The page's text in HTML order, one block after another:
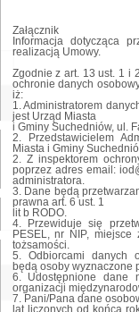
Załącznik
Informacja dotycząca
realizacją Umowy.
Zgodnie z art. 13 ust. 1 i
ochronie danych
iż:
1. Administratorem
jest Urząd Miasta
i Gminy Suchedniów, ul.
2. Przedstawicielem
Miasta i Gminy
2. Z inspektorem
poprzez adres email:
administratora.
3. Dane będą
prawna art. 6 ust. 1
lit b RODO.
4. Przewiduje się
PESEL, nr NIP, miejsce
tożsamości.
5. Odbiorcami danych
będą osoby wyznaczone
6. Udostępnione dane
organizacji
7. Pani/Pana dane
lat liczonych od końca